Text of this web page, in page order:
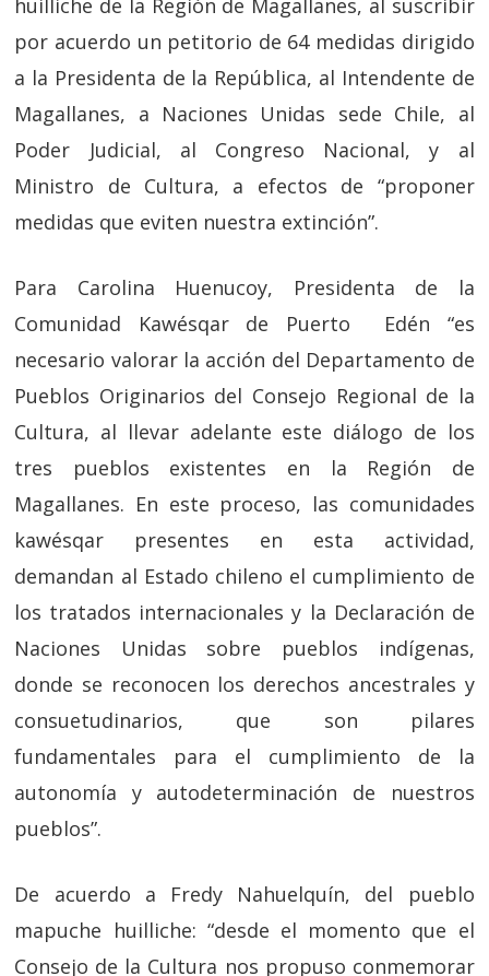
huilliche de la Región de Magallanes, al suscribir
por acuerdo un petitorio de 64 medidas dirigido
a la Presidenta de la República, al Intendente de
Magallanes, a Naciones Unidas sede Chile, al
Poder Judicial, al Congreso Nacional, y al
Ministro de Cultura, a efectos de “proponer
medidas que eviten nuestra extinción”.
Para Carolina Huenucoy, Presidenta de la
Comunidad Kawésqar de Puerto Edén “es
necesario valorar la acción del Departamento de
Pueblos Originarios del Consejo Regional de la
Cultura, al llevar adelante este diálogo de los
tres pueblos existentes en la Región de
Magallanes. En este proceso, las comunidades
kawésqar presentes en esta actividad,
demandan al Estado chileno el cumplimiento de
los tratados internacionales y la Declaración de
Naciones Unidas sobre pueblos indígenas,
donde se reconocen los derechos ancestrales y
consuetudinarios, que son pilares
fundamentales para el cumplimiento de la
autonomía y autodeterminación de nuestros
pueblos”.
De acuerdo a Fredy Nahuelquín, del pueblo
mapuche huilliche: “desde el momento que el
Consejo de la Cultura nos propuso conmemorar